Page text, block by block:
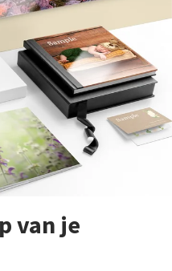
van je